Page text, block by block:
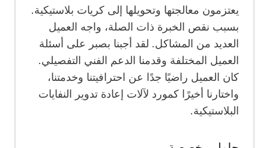
يعتزمون معالجتها وتحويلها إلى كريات بلاستيكية.
بسبب نقص الخبرة ذات الصلة، واجه العميل
العديد من المشاكل. لقد أجبنا بصبر على أسئلة
العميل المختلفة وقدمنا ​​الدعم الفني التفصيلي.
كان العميل راضيًا جدًا عن احترافيتنا وخدمتنا،
واختارنا أخيرًا كمورد لآلات إعادة تدوير النفايات
البلاستيكية.